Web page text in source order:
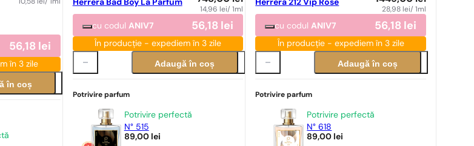
10,58 lei/ 1ml
56,18 lei
în 3 zile
în coș
Herrera Bad Boy La Parfum
14,96 lei/ 1ml
cu codul ANIV7 56,18 lei
În producție - expediem în 3 zile
Adaugă în coș
Potrivire parfum
Potrivire perfectă
N° 515
89,00 lei
Herrera 212 Vip Rose
28,98 lei/ 1ml
cu codulANIV7 56,18 lei
În producție - expediem în 3 zile
Adaugă în coș
Potrivire parfum
Potrivire perfectă
N° 618
89,00 lei